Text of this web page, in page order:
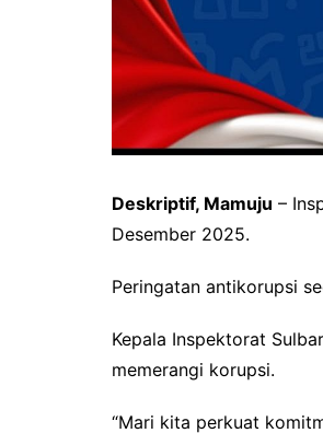
Deskriptif, Mamuju –
Desember 2025.
Peringatan antikorupsi
Kepala Inspektorat
memerangi korupsi.
“Mari kita perkuat